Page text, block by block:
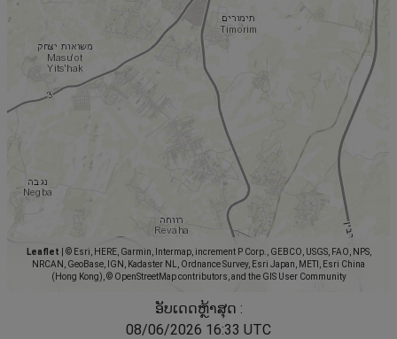
Leaflet
© Esri, HERE, Garmin, Intermap, increment P Corp., GEBCO, USGS, FAO, NPS,
NRCAN, GeoBase, IGN, Kadaster NL, Ordnance Survey, Esri Japan, METI, Esri China
(Hong Kong), © OpenStreetMap contributors, and the GIS User Community
ອັບເດດຫຼ້າສຸດ :
08/06/2026 16:33 UTC